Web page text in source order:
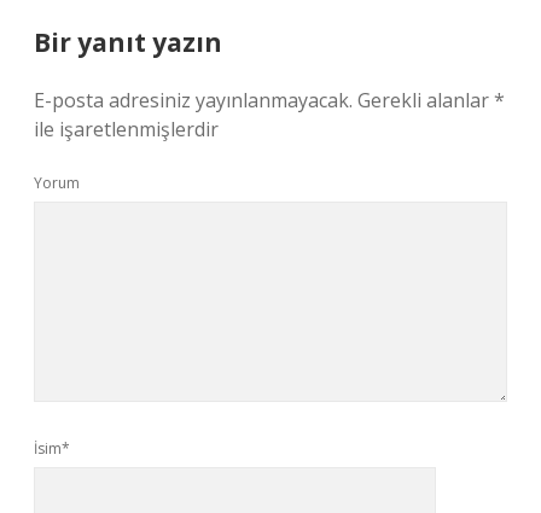
Bir yanıt yazın
E-posta adresiniz yayınlanmayacak. Gerekli alanlar*
ile işaretlenmişlerdir
Yorum
İsim*